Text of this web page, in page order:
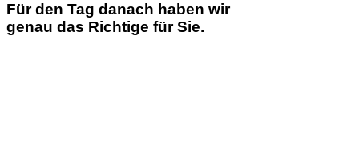
Für den Tag danach haben wir
genau das Richtige für Sie.